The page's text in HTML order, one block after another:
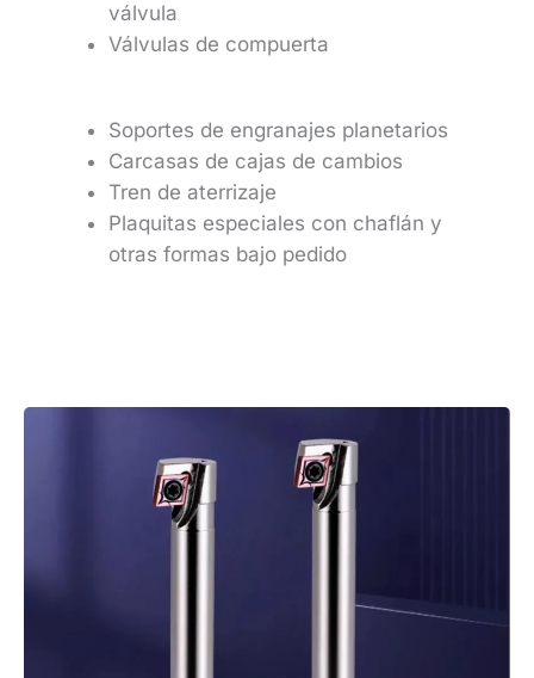
válvula
Válvulas de compuerta
Soportes de engranajes planetarios
Carcasas de cajas de cambios
Tren de aterrizaje
Plaquitas especiales con chaflán y
otras formas bajo pedido